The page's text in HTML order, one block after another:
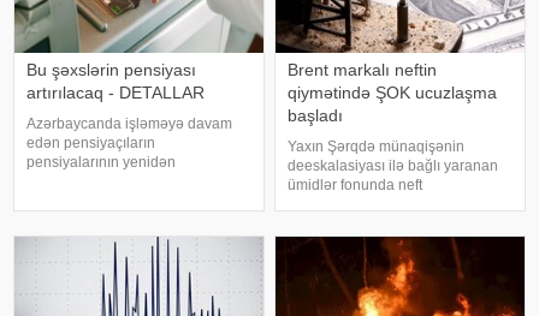
Bu şəxslərin pensiyası
artırılacaq - DETALLAR
Azərbaycanda işləməyə davam
edən pensiyaçıların
pensiyalarının yenidən
Nazirliyinin məlumatına görə, artıq
1300-dən çox şəxsin pensiyas
Brent markalı neftin
qiymətində ŞOK ucuzlaşma
başladı
Yaxın Şərqdə münaqişənin
deeskalasiyası ilə bağlı yaranan
ümidlər fonunda neft
avqustun 4-ü səhər ticarətində
"Brent" markalı neftin oktyabr
fyuçersini